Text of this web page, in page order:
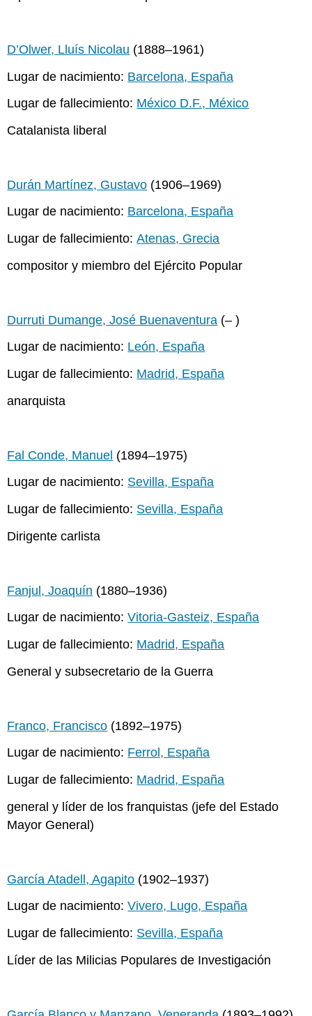
D’Olwer, Lluís Nicolau (1888–1961)
Lugar de nacimiento: Barcelona, España
Lugar de fallecimiento: México D.F., México
Catalanista liberal
Durán Martínez, Gustavo (1906–1969)
Lugar de nacimiento: Barcelona, España
Lugar de fallecimiento:Atenas, Grecia
compositor y miembro del Ejército Popular
Durruti Dumange, José Buenaventura (– )
Lugar de nacimiento: León, España
Lugar de fallecimiento: Madrid, España
anarquista
Fal Conde, Manuel (1894–1975)
Lugar de nacimiento: Sevilla, España
Lugar de fallecimiento: Sevilla, España
Dirigente carlista
Fanjul, Joaquín (1880–1936)
Lugar de nacimiento:Vitoria-Gasteiz, España
Lugar de fallecimiento: Madrid, España
General y subsecretario de la Guerra
Franco, Francisco (1892–1975)
Lugar de nacimiento: Ferrol, España
Lugar de fallecimiento: Madrid, España
general y líder de los franquistas (jefe del Estado
Mayor General)
García Atadell, Agapito (1902–1937)
Lugar de nacimiento:Vivero, Lugo, España
Lugar de fallecimiento: Sevilla, España
Líder de las Milicias Populares de Investigación